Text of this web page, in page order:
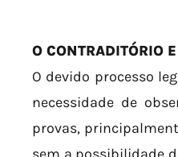
O CONTRADITÓRIO
O devido processo
necessidade de
provas,